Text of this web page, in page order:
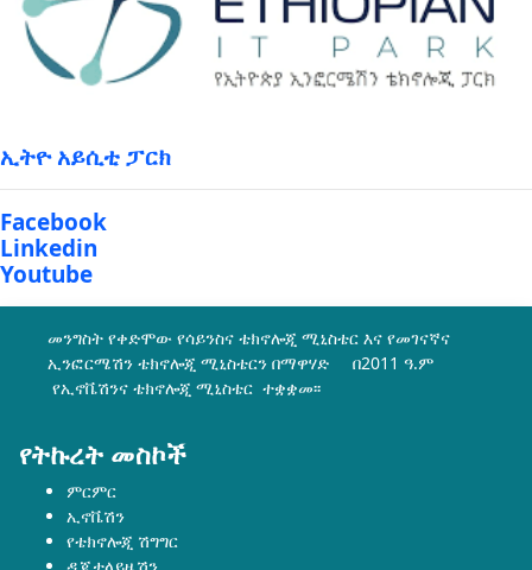
ኢትዮ አይሲቲ ፓርክ
Facebook
Linkedin
Youtube
መንግስት የቀድሞው የሳይንስና ቴክኖሎጂ ሚኒስቴር እና የመገናኛና
ኢንፎርሜሽን ቴክኖሎጂ ሚኒስቴርን በማዋሃድ በ2011 ዓ.ም
የኢኖቬሽንና ቴክኖሎጂ ሚኒስቴር ተቋቋመ፡፡
የትኩረት መስኮች
ምርምር
ኢኖቬሽን
የቴክኖሎጂ ሽግግር